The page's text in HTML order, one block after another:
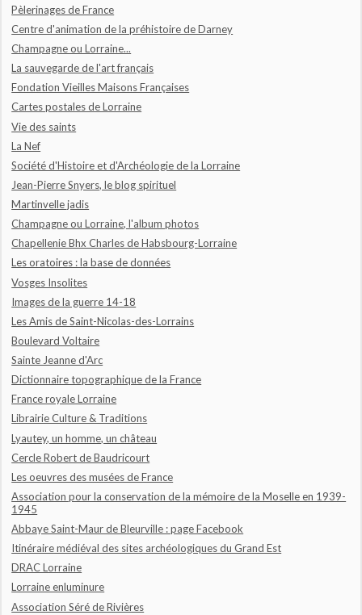
Pèlerinages de France
Centre d'animation de la préhistoire de Darney
Champagne ou Lorraine...
La sauvegarde de l'art français
Fondation Vieilles Maisons Françaises
Cartes postales de Lorraine
Vie des saints
La Nef
Société d'Histoire et d'Archéologie de la Lorraine
Jean-Pierre Snyers, le blog spirituel
Martinvelle jadis
Champagne ou Lorraine, l'album photos
Chapellenie Bhx Charles de Habsbourg-Lorraine
Les oratoires : la base de données
Vosges Insolites
Images de la guerre 14-18
Les Amis de Saint-Nicolas-des-Lorrains
Boulevard Voltaire
Sainte Jeanne d'Arc
Dictionnaire topographique de la France
France royale Lorraine
Librairie Culture & Traditions
Lyautey, un homme, un château
Cercle Robert de Baudricourt
Les oeuvres des musées de France
Association pour la conservation de la mémoire de la Moselle en 1939-
1945
Abbaye Saint-Maur de Bleurville : page Facebook
Itinéraire médiéval des sites archéologiques du Grand Est
DRAC Lorraine
Lorraine enluminure
Association Séré de Rivières